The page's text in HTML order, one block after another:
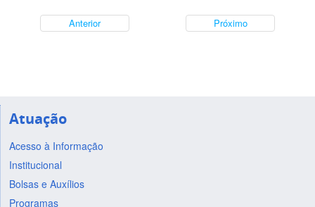
Anterior Próximo
Atuação
Acesso à Informação
Institucional
Bolsas e Auxílios
Programas